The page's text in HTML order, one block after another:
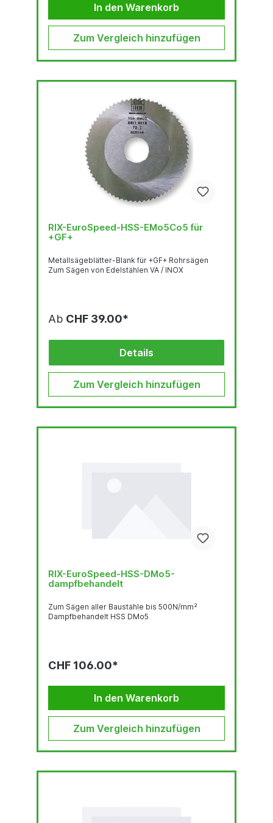
In den Warenkorb
Zum Vergleich hinzufügen
RIX-EuroSpeed-HSS-EMo5Co5 für
+GF+
Metallsägeblätter-Blank für +GF+ Rohrsägen
Zum Sägen von Edelstählen VA / INOX
Ab CHF 39.00*
Details
Zum Vergleich hinzufügen
RIX-EuroSpeed-HSS-DMo5-
dampfbehandelt
Zum Sägen aller Baustähle bis 500N/mm²
Dampfbehandelt HSS DMo5
CHF 106.00*
In den Warenkorb
Zum Vergleich hinzufügen